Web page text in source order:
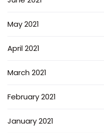
May 2021
April 2021
March 2021
February 2021
January 2021